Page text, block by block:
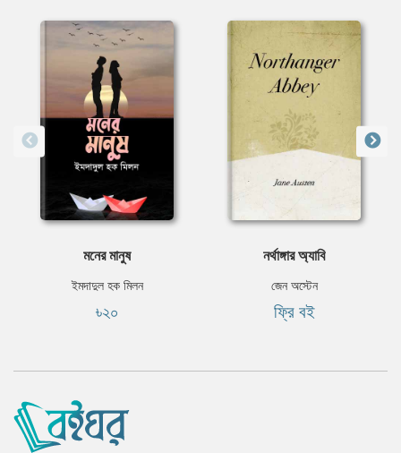
মনের মানুষ
ইমদাদুল হক মিলন
৳২০
নর্থাঙ্গার অ্যাবি
জেন অস্টেন
ফ্রি বই